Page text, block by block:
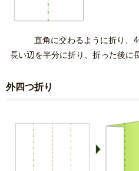
直角に交わるように折り、4
長い辺を半分に折り、折った後に
外四つ折り